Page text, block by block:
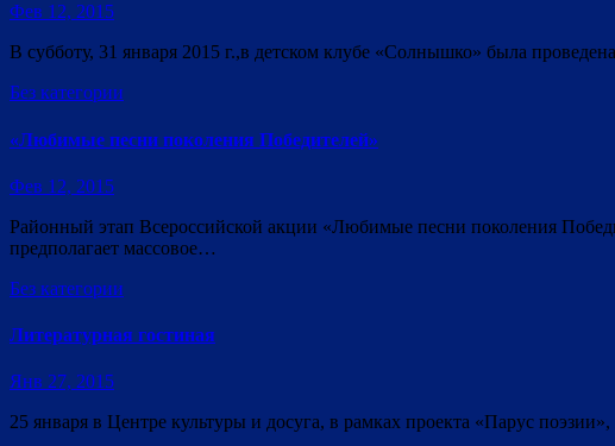
Фев 12, 2015
В субботу, 31 января 2015 г.,в детском клубе «Солнышко» была
Без категории
«Любимые песни поколения Победителей»
Фев 12, 2015
Районный этап Всероссийской акции «Любимые песни поколения
предполагает массовое…
Без категории
Литературная гостиная
Янв 27, 2015
25 января в Центре культуры и досуга, в рамках проекта «Парус